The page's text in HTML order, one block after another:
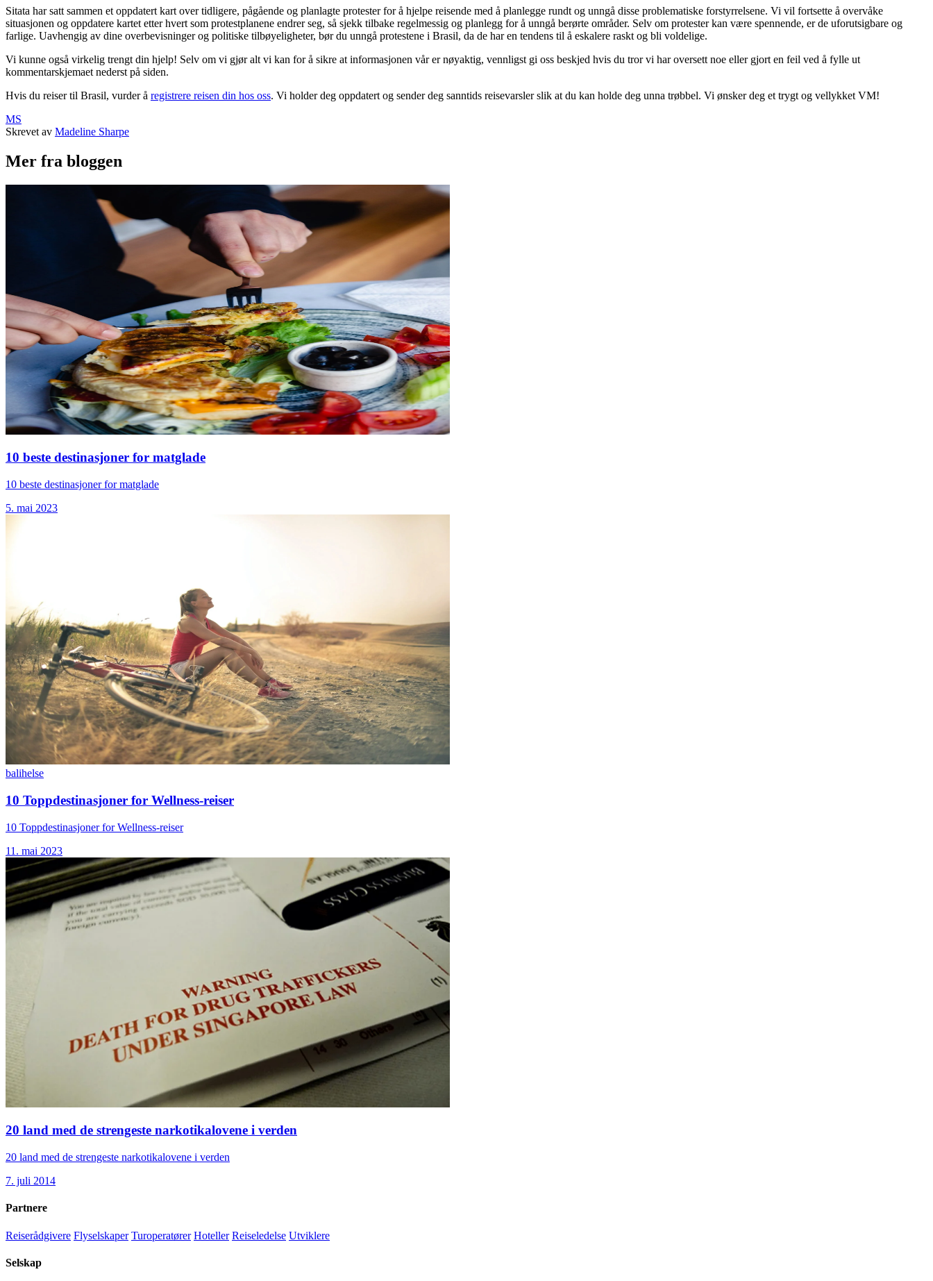
Sitata har satt sammen et oppdatert kart over tidligere, pågående og planlagte protester for å hjelpe reisende med å planlegge rundt og unngå disse problematiske forstyrrelsene. Vi vil fortsette å overvåke
situasjonen og oppdatere kartet etter hvert som protestplanene endrer seg, så sjekk tilbake regelmessig og planlegg for å unngå berørte områder. Selv om protester kan være spennende, er de uforutsigbare og
farlige. Uavhengig av dine overbevisninger og politiske tilbøyeligheter, bør du unngå protestene i Brasil, da de har en tendens til å eskalere raskt og bli voldelige.
Vi kunne også virkelig trengt din hjelp! Selv om vi gjør alt vi kan for å sikre at informasjonen vår er nøyaktig, vennligst gi oss beskjed hvis du tror vi har oversett noe eller gjort en feil ved å fylle ut
kommentarskjemaet nederst på siden.
Hvis du reiser til Brasil, vurder å registrere reisen din hos oss. Vi holder deg oppdatert og sender deg sanntids reisevarsler slik at du kan holde deg unna trøbbel. Vi ønsker deg et trygt og vellykket VM!
MS
Skrevet av Madeline Sharpe
Mer fra bloggen
10 beste destinasjoner for matglade
10 beste destinasjoner for matglade
5. mai 2023
balihelse
10 Toppdestinasjoner for Wellness-reiser
10 Toppdestinasjoner for Wellness-reiser
11. mai 2023
20 land med de strengeste narkotikalovene i verden
20 land med de strengeste narkotikalovene i verden
7. juli 2014
Partnere
Reiserådgivere Flyselskaper Turoperatører Hoteller Reiseledelse Utviklere
Selskap